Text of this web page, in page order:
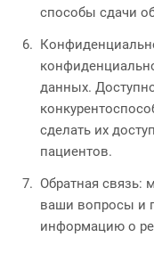
способы сдачи
данных.
сделать их
пациентов.
Обратная связь:
ваши вопросы и
информацию о